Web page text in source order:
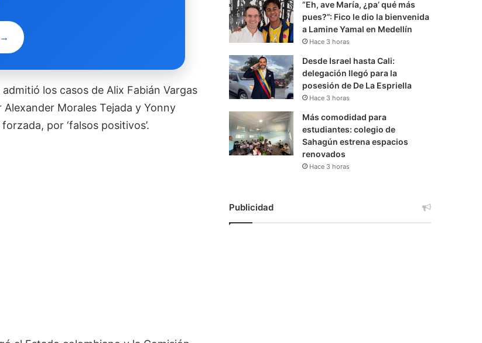
los casos de Alix Fabián Vargas
Morales Tejada y Yonny
por ‘falsos positivos’.
“Eh, ave María, ¿pa’ qué más
pues?”: Fico le dio la bienvenida
a Lamine Yamal en Medellín
Hace 3 horas
Desde Israel hasta Cali:
delegación llegó para la
posesión de De La Espriella
Hace 3 horas
Más comodidad para
estudiantes: colegio de
Sahagún estrena espacios
renovados
Hace 3 horas
Publicidad